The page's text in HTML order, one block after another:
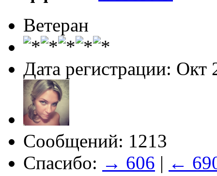
Ветеран
Дата регистрации: Окт
Сообщений: 1213
Спасибо: → 606 | ←